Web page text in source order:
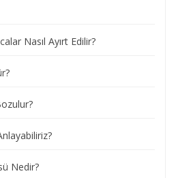
Nasıl Ayırt Edilir?
Nedir?